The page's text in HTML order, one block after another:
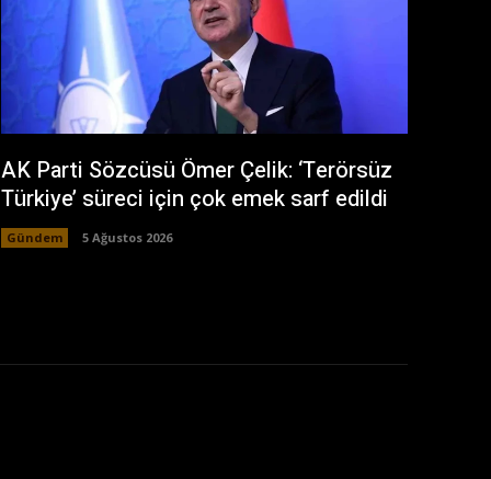
AK Parti Sözcüsü Ömer Çelik: ‘Terörsüz
Türkiye’ süreci için çok emek sarf edildi
Gündem 5 Ağustos 2026